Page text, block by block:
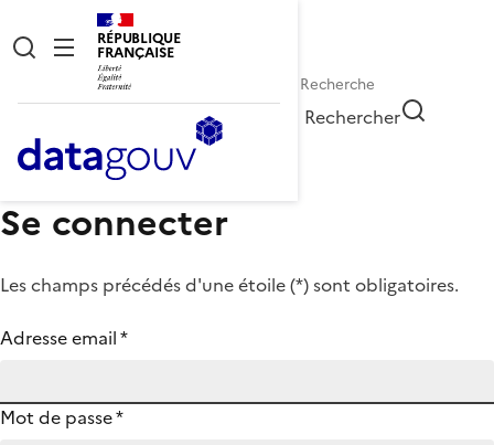
RÉPUBLIQUE
FRANÇAISE
Rechercher
Se connecter
Les champs précédés d'une étoile (*) sont obligatoires.
Adresse email*
Mot de passe*